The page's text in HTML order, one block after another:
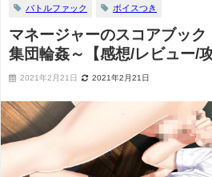
バトルファック ボイスつき
マネージャーのスコアブック
集団輪姦～【感想/レビュー/攻
2021年2月21日 2021年2月21日